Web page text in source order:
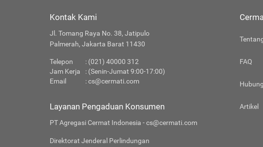
Kontak Kami
Jl. Tomang Raya No. 38, Jatipulo
Palmerah, Jakarta Barat 11430
Telepon
: (021) 40000 312
Jam Kerja
: (Senin-Jumat 9:00-17:00)
Email
:cs@cermati.com
Layanan Pengaduan Konsumen
PT Agregasi Cermat Indonesia - cs@cermati.com
Direktorat Jenderal Perlindungan
FAQ
Artikel